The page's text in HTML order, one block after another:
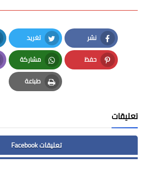
نشر
Facebook
تغريد
Twitter
حفظ
Pinterest
مشاركة
Whatsapp
طباعة
Print
تعليقات
تعليقات Facebook